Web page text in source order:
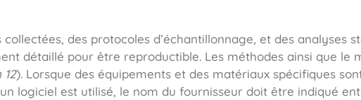
des protocoles d’échantillonnage, et des analyses
détaillé pour être reproductible. Les méthodes ainsi que le
12). Lorsque des équipements et des matériaux spécifiques
logiciel est utilisé, le nom du fournisseur doit être indiqué